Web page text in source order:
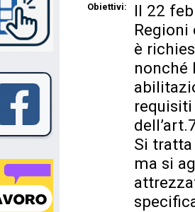
Obiettivi:
Il 22
è
nonché
Si
ma si